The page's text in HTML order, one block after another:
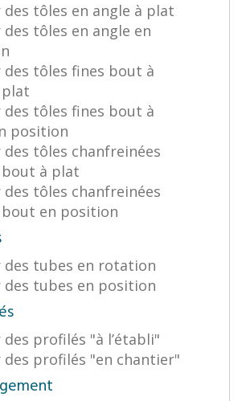
des tôles en angle à plat
des tôles en angle en
des tôles fines bout à
des tôles fines bout à
position
des tôles chanfreinées
à plat
des tôles chanfreinées
en position
des tubes en rotation
des tubes en position
des profilés "à l’établi"
des profilés "en chantier"